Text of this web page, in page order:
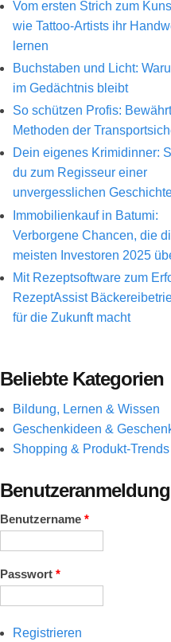
Vom ersten Strich zum
wie Tattoo-Artists ihr
lernen
Buchstaben und Licht:
im Gedächtnis bleibt
So schützen Profis:
Methoden der
Dein eigenes Krimidinner:
du zum Regisseur einer
unvergesslichen
Immobilienkauf in Batumi:
Verborgene Chancen, die
meisten Investoren 2025
Mit Rezeptsoftware zum
RezeptAssist
für die Zukunft macht
Beliebte Kategorien
Bildung, Lernen & Wissen
Geschenkideen &
Shopping & Produkt-Trends
Benutzeranmeldung
Benutzername *
Passwort *
Registrieren